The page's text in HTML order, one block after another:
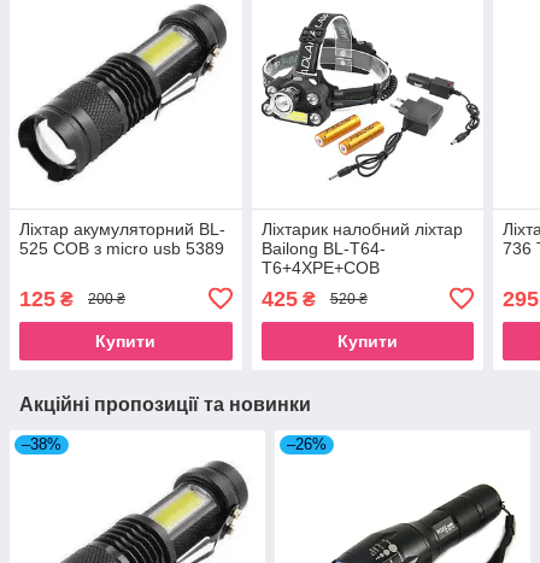
Ліхтар акумуляторний BL-
525 COB з micro usb 5389
125 ₴ 200 ₴
Купити
Ліхтарик налобний ліхтар
Bailong BL-T64-
T6+4XPE+COB
425₴ 520 ₴
Купити
736
295
Акційні пропозиції та новинки
–38% –26%